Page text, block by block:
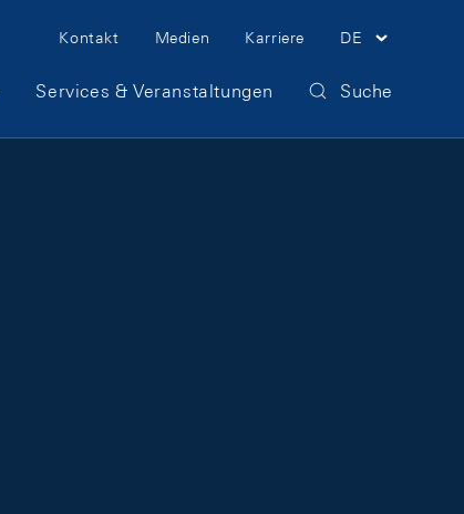
Meta Navigation
Kontakt Medien Karriere DE
Services & Veranstaltungen Suche